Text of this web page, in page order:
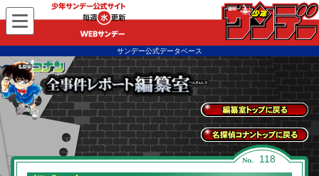
WEBサンデー
サンデー公式データベース
全事件レポートトッ
プに戻る
名探偵コナントップ
に戻る
118